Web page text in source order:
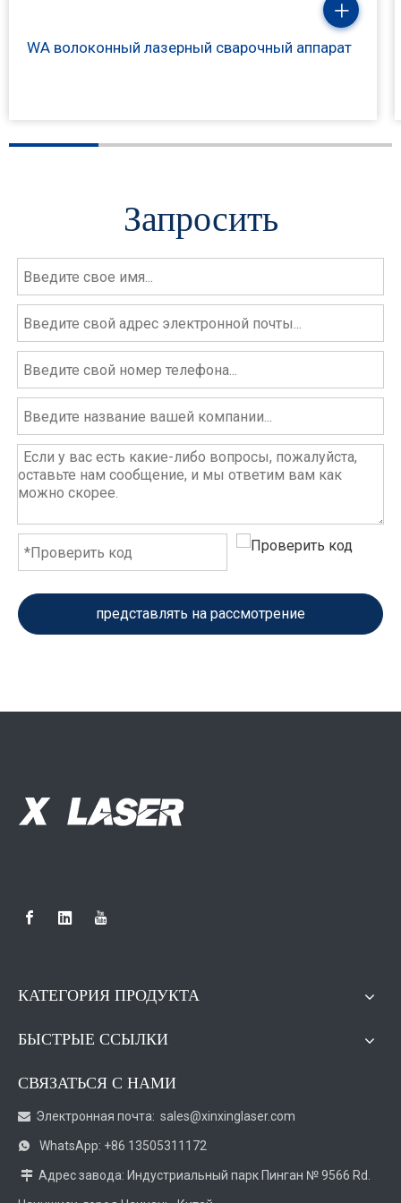
WA волоконный лазерный сварочный аппарат
Запросить
представлять на рассмотрение
КАТЕГОРИЯ ПРОДУКТА
БЫСТРЫЕ ССЫЛКИ
СВЯЗАТЬСЯ С НАМИ
 Электронная почта: sales@xinxinglaser.com
 WhatsApp: +86 13505311172
 Адрес завода: Индустриальный парк Пинган № 9566 Rd.